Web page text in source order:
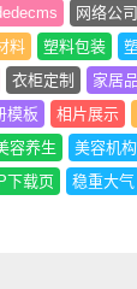
网络公司
料 塑料包装
衣柜定制 家居
模板 相片展示
容养生 美容机构
下载页 稳重大气